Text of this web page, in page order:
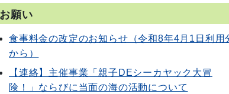
お願い
食事料金の改定のお知らせ（令和8年4月1日利用
から）
【連絡】主催事業「親子DEシーカヤック大冒
険！」ならびに当面の海の活動について